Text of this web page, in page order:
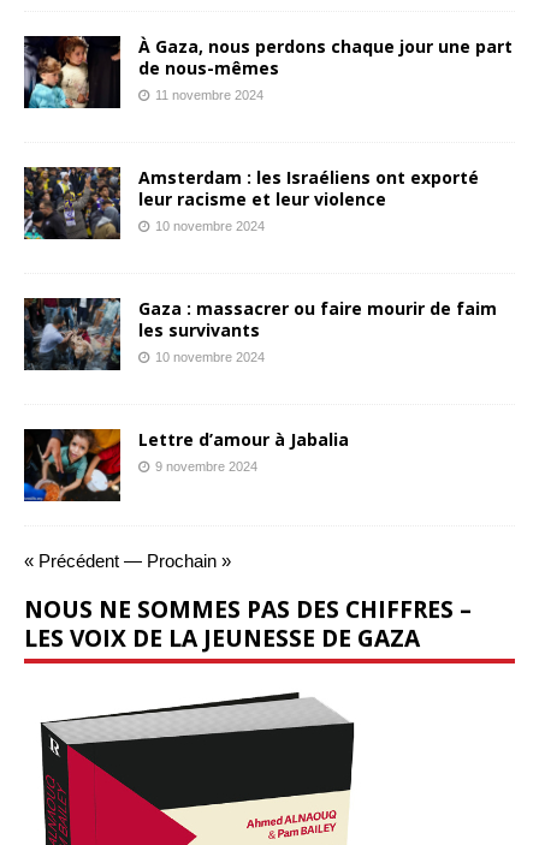
À Gaza, nous perdons chaque jour une part
de nous-mêmes
11 novembre 2024
Amsterdam : les Israéliens ont exporté
leur racisme et leur violence
10 novembre 2024
Gaza : massacrer ou faire mourir de faim
les survivants
10 novembre 2024
Lettre d’amour à Jabalia
9 novembre 2024
« Précédent — Prochain »
NOUS NE SOMMES PAS DES CHIFFRES –
LES VOIX DE LA JEUNESSE DE GAZA